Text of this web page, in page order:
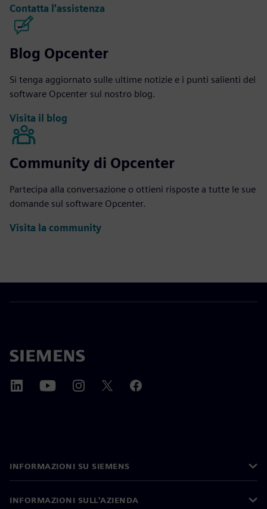
Contatta l'assistenza
Blog Opcenter
Si tenga aggiornato sulle ultime notizie e i punti salienti del
software Opcenter sul nostro blog.
Visita il blog
Community di Opcenter
Partecipa alla conversazione o ottieni risposte a tutte le sue
domande sul software Opcenter.
Visita la community
INFORMAZIONI SU SIEMENS
INFORMAZIONI SULL'AZIENDA